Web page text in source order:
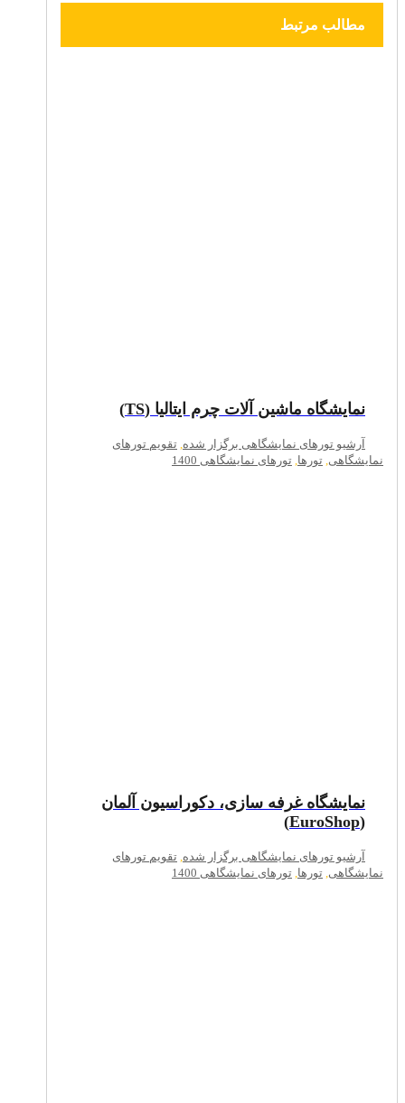
مطالب مرتبط
نمایشگاه ماشین آلات چرم ایتالیا (TS)
آرشیو تورهای نمایشگاهی برگزار شده, تقویم تورهای
نمایشگاهی, تورها, تورهای نمایشگاهی 1400
نمایشگاه غرفه سازی، دکوراسیون آلمان
(EuroShop)
آرشیو تورهای نمایشگاهی برگزار شده, تقویم تورهای
نمایشگاهی, تورها, تورهای نمایشگاهی 1400